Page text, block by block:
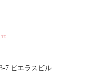
7 ピエラスビル